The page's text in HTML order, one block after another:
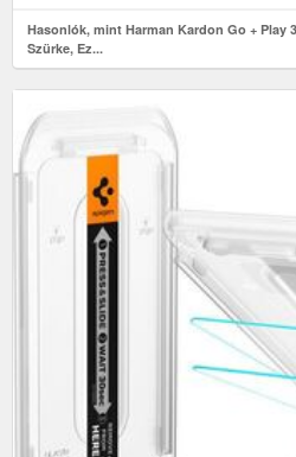
Hasonlók, mint Harman Kardon Go +
Szürke, Ez...